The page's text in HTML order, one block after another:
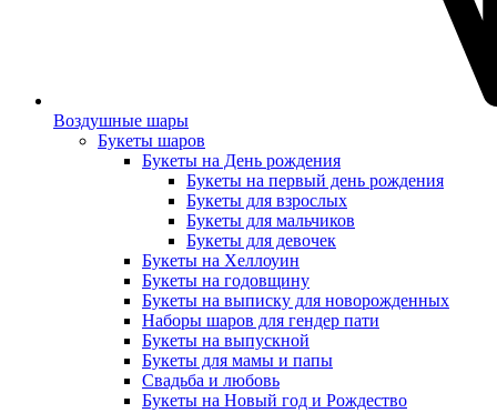
Воздушные шары
Букеты шаров
Букеты на День рождения
Букеты на первый день рождения
Букеты для взрослых
Букеты для мальчиков
Букеты для девочек
Букеты на Хеллоуин
Букеты на годовщину
Букеты на выписку для новорожденных
Наборы шаров для гендер пати
Букеты на выпускной
Букеты для мамы и папы
Свадьба и любовь
Букеты на Новый год и Рождество